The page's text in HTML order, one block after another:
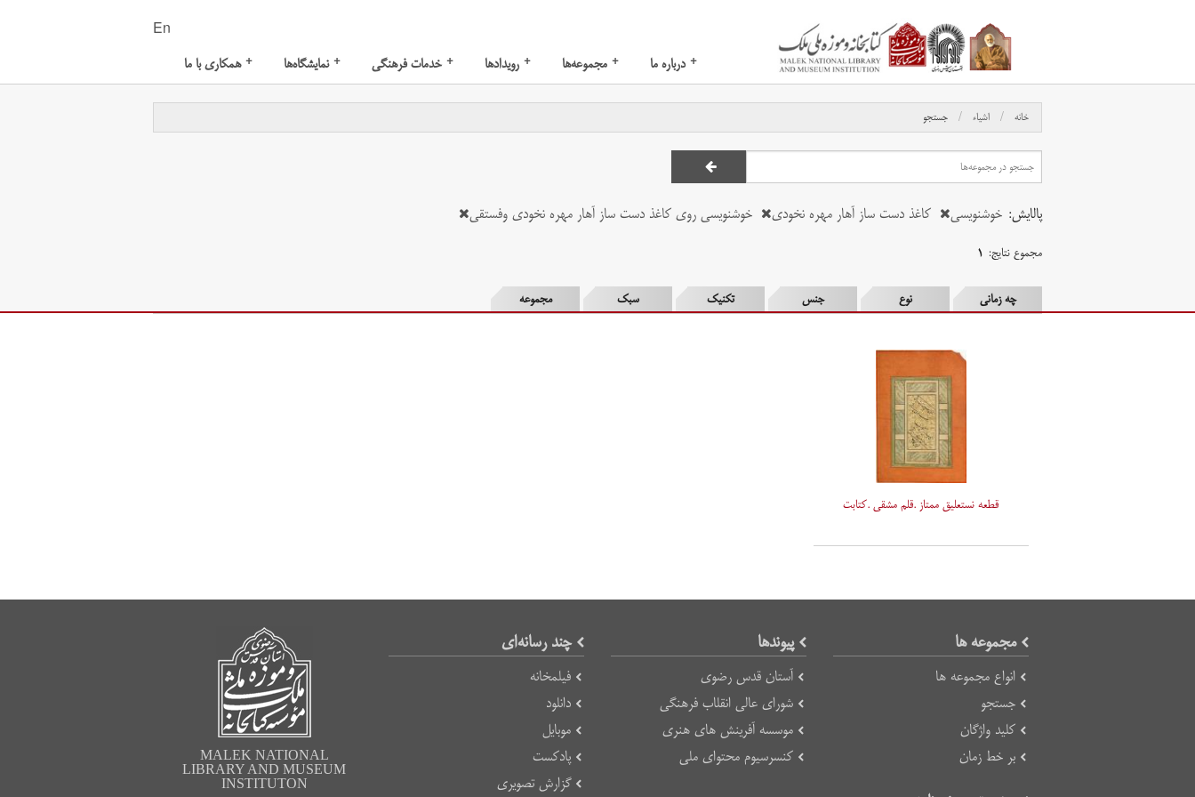
En
همکاری با ما + نمایشگاه‌ها + خدمات فرهنگی + رویدادها + مجموعه‌ها + درباره ما +
خانه اشیاء جستجو
پالایش: خوشنویسی کاغذ دست ساز آهار مهره نخودی خوشنویسی روی کاغذ دست ساز آهار مهره نخودی وفستقی
مجموع نتایج: ۱
چه زمانی نوع جنس تکنیک سبک مجموعه
قطعه نستعلیق ممتاز .قلم مشقی .کتابت
مجموعه ها
انواع مجموعه ها
جستجو
کلید واژگان
بر خط زمان
پیوند‌ها
آستان قدس رضوی
شورای عالی انقلاب فرهنگی
موسسه آفرینش های هنری
کنسرسیوم محتوای ملی
چند رسانه‌ای
فیلمخانه
دانلود
موبایل
پادکست
گزارش تصویری
MALEK NATIONAL
LIBRARY AND MUSEUM
INSTITUTON